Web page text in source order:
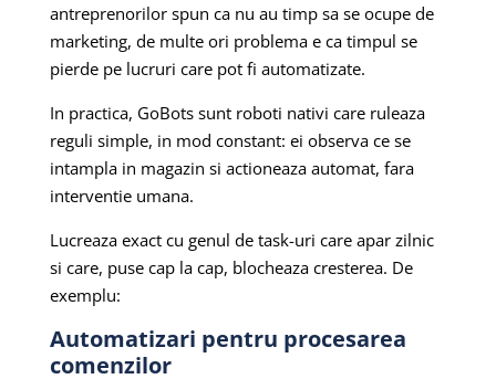
antreprenorilor spun ca nu au timp sa se ocupe de
marketing, de multe ori problema e ca timpul se
pierde pe lucruri care pot fi automatizate.
In practica, GoBots sunt roboti nativi care ruleaza
reguli simple, in mod constant: ei observa ce se
intampla in magazin si actioneaza automat, fara
interventie umana.
Lucreaza exact cu genul de task-uri care apar zilnic
si care, puse cap la cap, blocheaza cresterea. De
exemplu:
Automatizari pentru procesarea
comenzilor